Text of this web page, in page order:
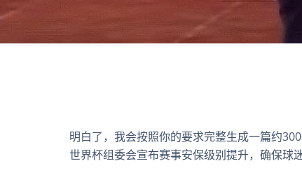
明白了，我会按照你的要求完整生成一篇约
世界杯组委会宣布赛事安保级别提升，确保球